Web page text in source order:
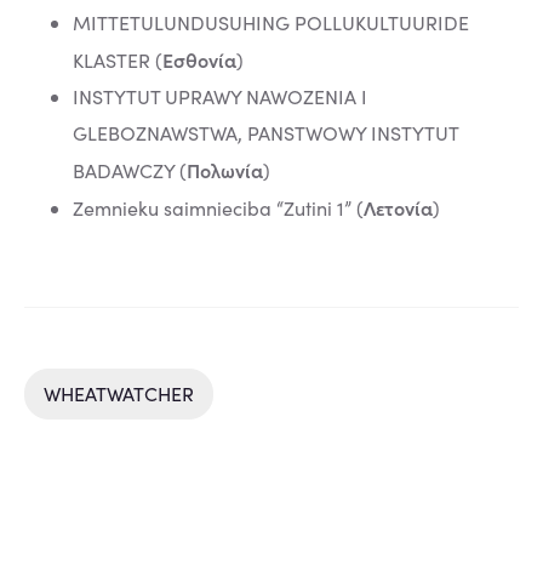
MITTETULUNDUSUHING POLLUKULTUURIDE
KLASTER (Εσθονία)
INSTYTUT UPRAWY NAWOZENIA I
GLEBOZNAWSTWA, PANSTWOWY INSTYTUT
BADAWCZY (Πολωνία)
Zemnieku saimnieciba “Zutini 1” (Λετονία)
WHEATWATCHER